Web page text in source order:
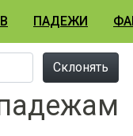
ПАДЕЖИ
Склонять